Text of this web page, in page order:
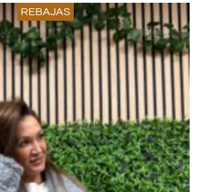
REBAJAS